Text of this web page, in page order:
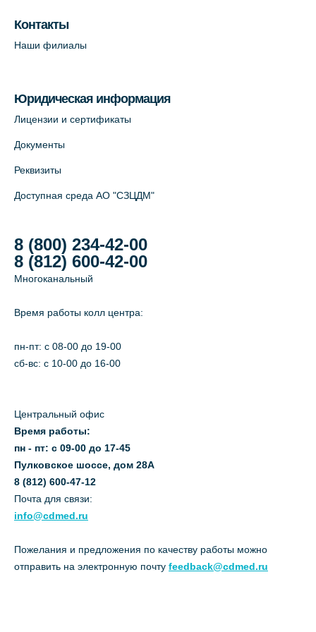
пр. В.О., д.5 (официальный партнёр)
Контакты
Наши филиалы
Юридическая информация
Лицензии и сертификаты
Документы
Реквизиты
Доступная среда АО "СЗЦДМ"
8 (800) 234-42-00
8 (812) 600-42-00
Многоканальный
Время работы колл центра:
пн-пт: c 08-00 до 19-00
сб-вс: с 10-00 до 16-00
Центральный офис
Время работы:
пн - пт: с 09-00 до 17-45
Пулковское шоссе, дом 28А
8 (812) 600-47-12
Почта для связи:
info@cdmed.ru
Пожелания и предложения по качеству работы можно
отправить на электронную почту feedback@cdmed.ru